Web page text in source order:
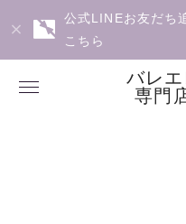
公式LINEお友だち
こちら
バレ
専門